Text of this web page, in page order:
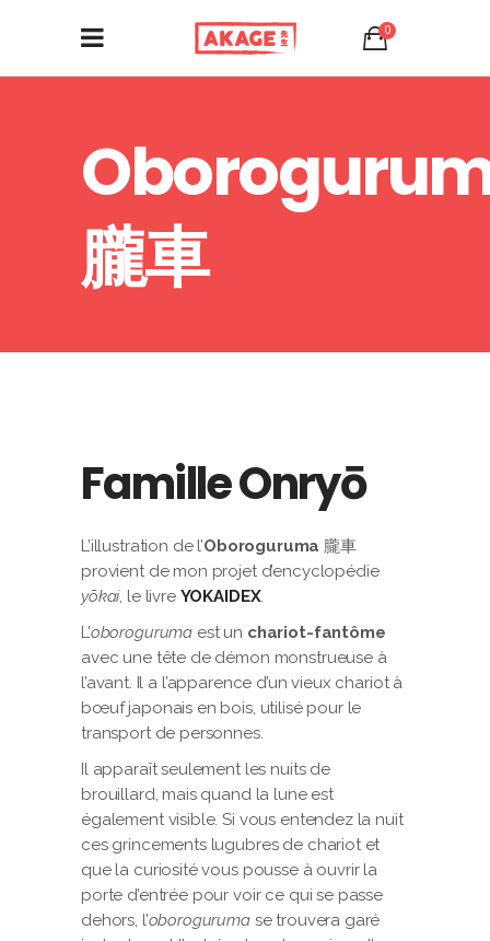
0
朧車
Famille Onryō
L’illustration de l’Oboroguruma 朧車
provient de mon projet d’encyclopédie
yōkai, le livre YOKAIDEX.
L’oboroguruma est un chariot-fantôme
avec une tête de démon monstrueuse à
l’avant. Il a l’apparence d’un vieux chariot à
bœuf japonais en bois, utilisé pour le
transport de personnes.
Il apparaît seulement les nuits de
brouillard, mais quand la lune est
également visible. Si vous entendez la nuit
ces grincements lugubres de chariot et
que la curiosité vous pousse à ouvrir la
porte d’entrée pour voir ce qui se passe
dehors, l’oborogurumase trouvera garé